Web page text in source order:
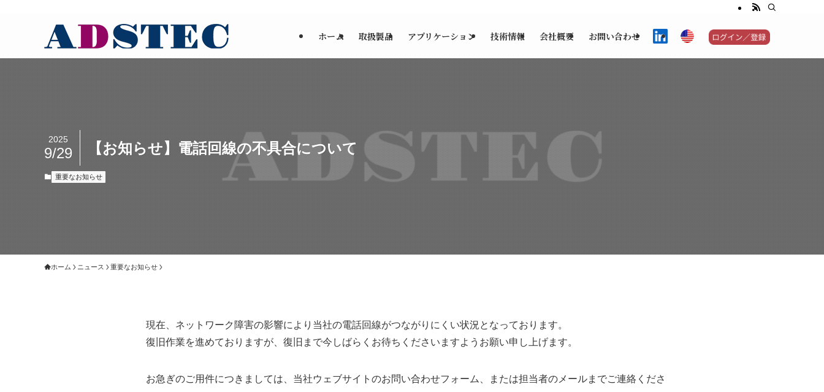
ホーム 取扱製品 アプリケーション 技術情報 会社概要 お問い合わせ
【お知らせ】電話回線の不具合について
2025
9/29
重要なお知らせ
ホーム ニュース 重要なお知らせ
現在、ネットワーク障害の影響により当社の電話回線がつながりにくい状況となっております。
復旧作業を進めておりますが、復旧まで今しばらくお待ちくださいますようお願い申し上げます。
お急ぎのご用件につきましては、当社ウェブサイトのお問い合わせフォーム、または担当者のメールまでご連絡くださ